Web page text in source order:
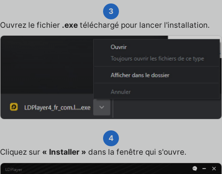
3
Ouvrez le fichier .exe téléchargé pour lancer l'installation.
4
Cliquez sur « Installer » dans la fenêtre qui s'ouvre.